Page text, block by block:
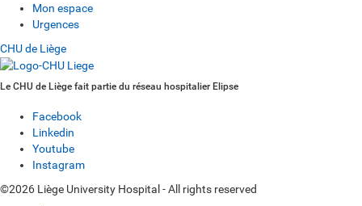
Mon espace
Urgences
CHU de Liège
Le CHU de Liège fait partie du réseau hospitalier Elipse
Facebook
Linkedin
Youtube
Instagram
©2026 Liège University Hospital - All rights reserved